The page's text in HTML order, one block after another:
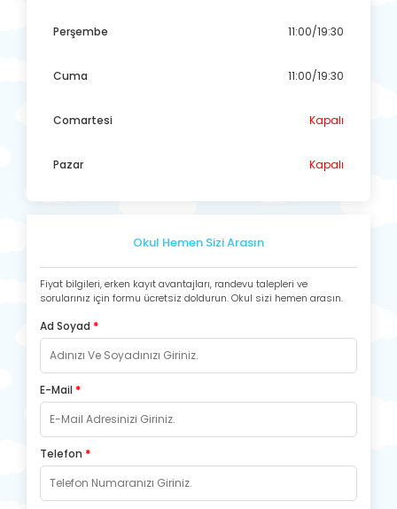
Perşembe 11:00/19:30
Cuma 11:00/19:30
Comartesi Kapalı
Pazar Kapalı
Okul Hemen Sizi Arasın
Fiyat bilgileri, erken kayıt avantajları, randevu talepleri ve
sorularınız için formu ücretsiz doldurun. Okul sizi hemen arasın.
Ad Soyad *
E-Mail *
Telefon *